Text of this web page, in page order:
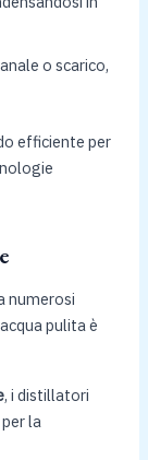
o scarico,
efficiente per
numerosi
pulita è
, i distillatori
la